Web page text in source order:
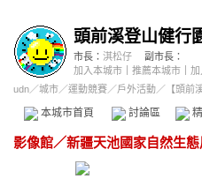
頭前溪登山健行
市長： 淇松仔
副市長：
加入本城市
推薦本城市 加
udn／城市／運動競賽／戶外活動／ 【頭前
本城市首頁 討論區
影像館／新疆天池國家自然生